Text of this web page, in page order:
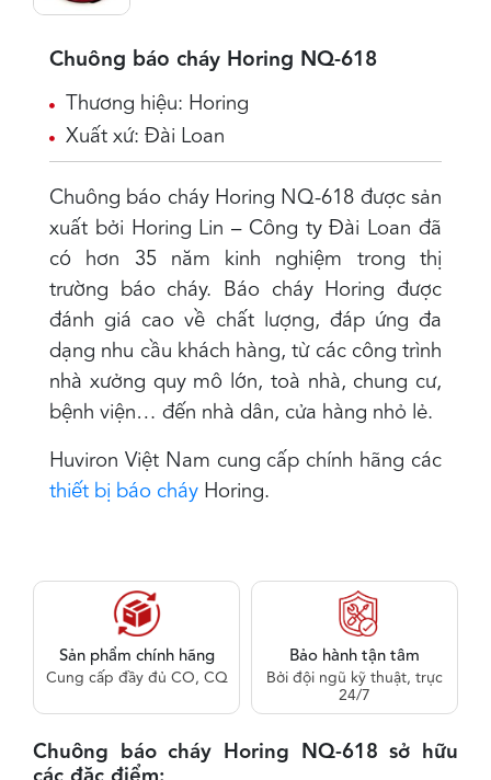
Chuông báo cháy Horing NQ-618
Thương hiệu: Horing
Xuất xứ: Đài Loan
Chuông báo cháy Horing NQ-618 được sản
xuất bởi Horing Lin – Công ty Đài Loan đã
có hơn 35 năm kinh nghiệm trong thị
trường báo cháy. Báo cháy Horing được
đánh giá cao về chất lượng, đáp ứng đa
dạng nhu cầu khách hàng, từ các công trình
nhà xưởng quy mô lớn, toà nhà, chung cư,
bệnh viện… đến nhà dân, cửa hàng nhỏ lẻ.
Huviron Việt Nam cung cấp chính hãng các
thiết bị báo cháy Horing.
Sản phẩm chính hãng
Cung cấp đầy đủ CO, CQ
Bảo hành tận tâm
Bởi đội ngũ kỹ thuật, trực
24/7
Chuông báo cháy Horing NQ-618 sở hữu